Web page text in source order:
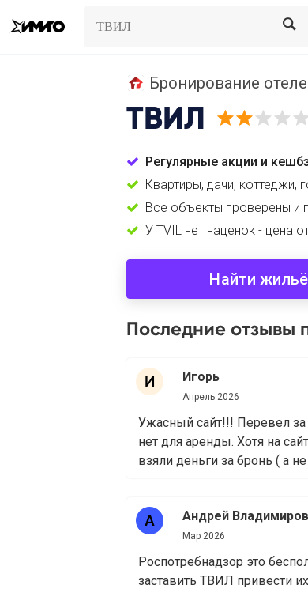
Search
Бронирование
ТВИЛ
Регулярные акции и
Квартиры, дачи, коттеджи,
Все объекты проверены и
У TVIL нет наценок - цена
Найти
Последние отзывы
Игорь
Апрель 2026
Ужасный сайт!!! Перевел за
нет для аренды. Хотя на
взяли деньги за бронь ( а
Андрей
Мар 2026
Роспотребнадзор это
заставить ТВИЛ привести